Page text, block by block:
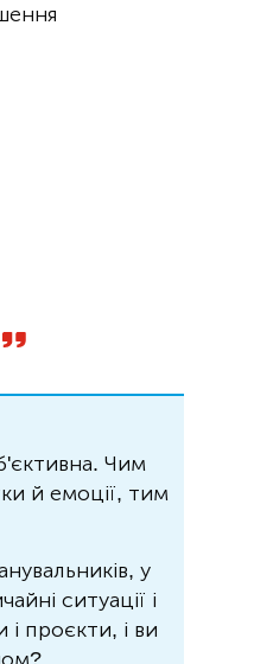
Чим
й емоції, тим
у
ситуації і
і проєкти, і ви